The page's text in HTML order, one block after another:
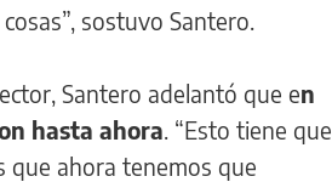
sostuvo Santero.
Santero adelantó que en
hasta ahora . “Esto tiene que
que ahora tenemos que